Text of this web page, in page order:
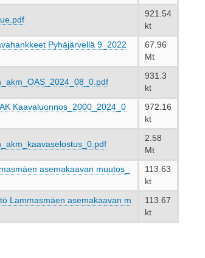
921.54
kt
Pyhäjärvellä 9_2022
67.96
Mt
931.3
kt
AK Kaavaluonnos_2000_2024_0
972.16
kt
2.58
Mt
asemakaavan muutos_
113.63
kt
Lammasmäen asemakaavan m
113.67
kt